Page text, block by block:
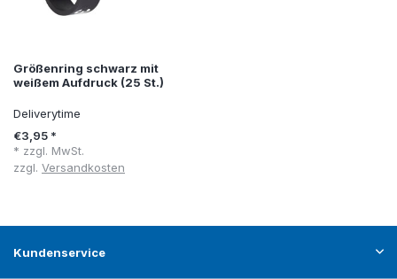
Größenring schwarz mit
weißem Aufdruck (25 St.)
Deliverytime
€3,95 *
* zzgl. MwSt.
zzgl. Versandkosten
Kundenservice